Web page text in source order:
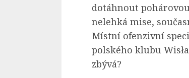
dotáhnout
nelehká mise,
Místní ofenzivní
polského klubu
zbývá?